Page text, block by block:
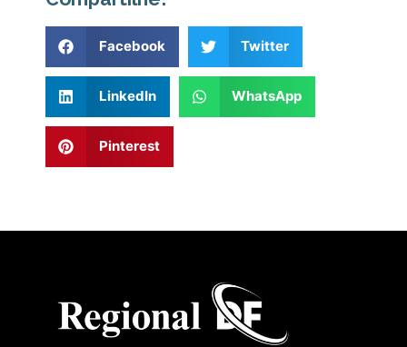
Facebook Twitter
LinkedIn WhatsApp
Pinterest